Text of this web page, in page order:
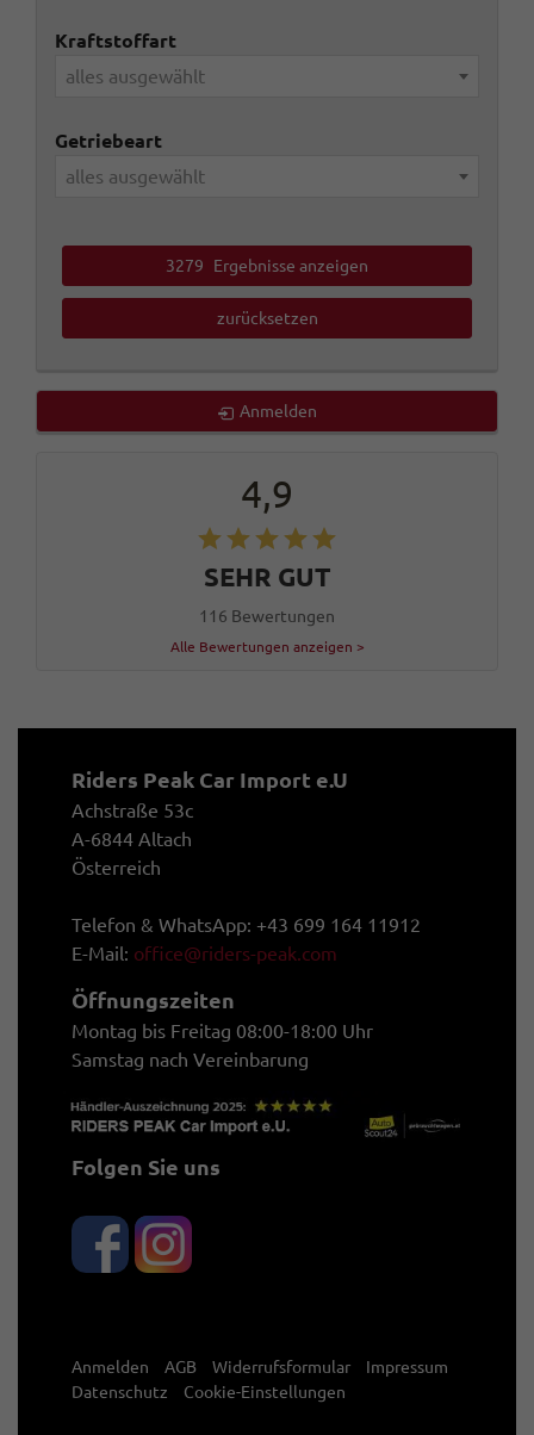
Kraftstoffart
alles ausgewählt
Getriebeart
alles ausgewählt
3279 Ergebnisse anzeigen
zurücksetzen
Anmelden
4,9
SEHR GUT
116 Bewertungen
Alle Bewertungen anzeigen >
Riders Peak Car Import e.U
Achstraße 53c
A-6844 Altach
Österreich
Telefon & WhatsApp: +43 699 164 11912
E-Mail: office@riders-peak.com
Öffnungszeiten
Montag bis Freitag 08:00-18:00 Uhr
Samstag nach Vereinbarung
Folgen Sie uns
Anmelden AGB Widerrufsformular
Impressum
Datenschutz
Cookie-Einstellungen